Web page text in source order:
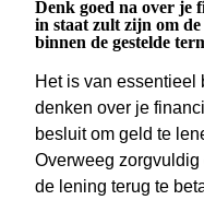
Denk goed na over je
in staat zult zijn om
binnen de gestelde
Het is van essentieel
denken over je
besluit om geld te
Overweeg
de lening terug te